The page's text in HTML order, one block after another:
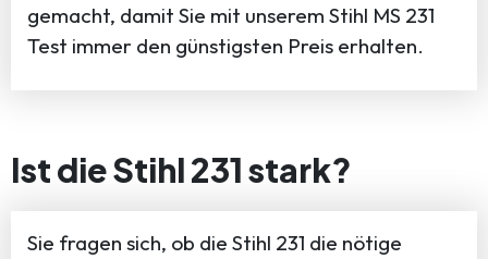
gemacht, damit Sie mit unserem Stihl MS 231
Test immer den günstigsten Preis erhalten.
Ist die Stihl 231 stark?
Sie fragen sich, ob die Stihl 231 die nötige